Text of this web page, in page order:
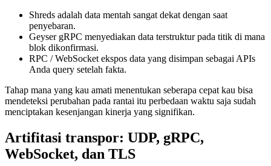
Shreds adalah data mentah sangat dekat dengan saat
penyebaran.
Geyser gRPC menyediakan data terstruktur pada titik di mana
blok dikonfirmasi.
RPC / WebSocket ekspos data yang disimpan sebagai APIs
Anda query setelah fakta.
Tahap mana yang kau amati menentukan seberapa cepat kau bisa
mendeteksi perubahan pada rantai itu perbedaan waktu saja sudah
menciptakan kesenjangan kinerja yang signifikan.
Artifitasi transpor: UDP, gRPC,
WebSocket, dan TLS